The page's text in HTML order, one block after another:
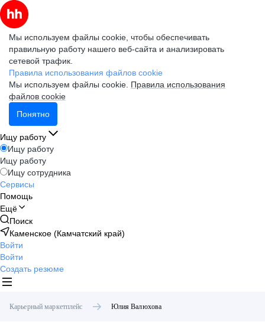
Мы используем файлы cookie, чтобы обеспечивать
правильную работу нашего веб-сайта и анализировать
сетевой трафик.
Правила использования файлов cookie
Мы используем файлы cookie. Правила использования
файлов cookie
Понятно
Ищу работу
Ищу работу
Ищу работу
Ищу сотрудника
Сервисы
Помощь
Ещё
Поиск
Каменское (Камчатский край)
Войти
Войти
Создать резюме
Карьерный маркетплейс Юлия Валюхова